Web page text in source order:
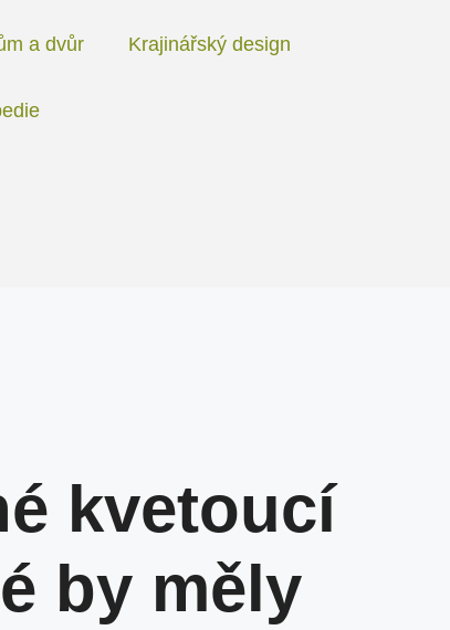
a dvůr Krajinářský design
kvetoucí
by měly